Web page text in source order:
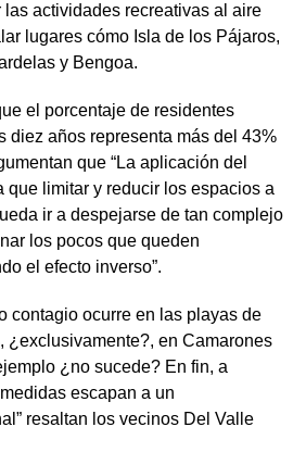
actividades recreativas al aire
lugares cómo Isla de los Pájaros,
y Bengoa.
el porcentaje de residentes
diez añosrepresenta más del 43%
que “La aplicación del
que limitar y reducir los espacios a
ir a despejarse de tan complejo
los pocos que queden
el efecto inverso”.
contagio ocurre en las playas de
¿exclusivamente?, en Camarones
¿no sucede? En fin, a
escapan a un
resaltan los vecinos Del Valle